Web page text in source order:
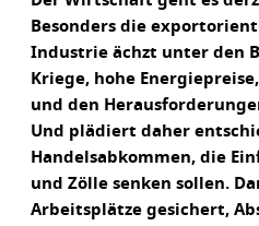
Besonders die
Industrie ächzt unter den
Kriege, hohe
und den
Und plädiert daher
Handelsabkommen, die
und Zölle senken sollen.
Arbeitsplätze gesichert,